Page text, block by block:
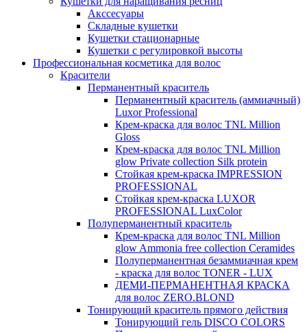
Акссесуары
Складные кушетки
Кушетки стационарные
Кушетки с регулировкой высоты
Профессиональная косметика для волос
Красители
Перманентный краситель
Перманентный краситель (аммиачный)
Luxor Professional
Крем-краска для волос TNL Million
Gloss
Крем-краска для волос TNL Million
glow Private collection Silk protein
Стойкая крем-краска IMPRESSION
PROFESSIONAL
Стойкая крем-краска LUXOR
PROFESSIONAL LuxColor
Полуперманентный краситель
Крем-краска для волос TNL Million
glow Ammonia free collection Ceramides
Полуперманентная безаммиачная крем
- краска для волос TONER - LUX
ДЕМИ-ПЕРМАНЕНТНАЯ КРАСКА
для волос ZERO.BLOND
Тонирующий краситель прямого действия
Тонирующий гель DISCO COLORS